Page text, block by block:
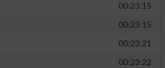
00:23:15
00:23:15
00:23:21
00:23:22